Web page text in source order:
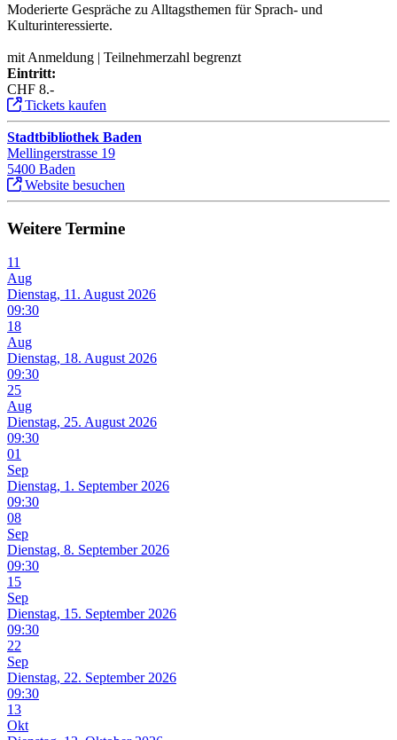
Moderierte Gespräche zu Alltagsthemen für Sprach- und
Kulturinteressierte.
mit Anmeldung | Teilnehmerzahl begrenzt
Eintritt:
CHF 8.-
Tickets kaufen
Stadtbibliothek Baden
Mellingerstrasse 19
5400 Baden
Website besuchen
Weitere Termine
11
Aug
Dienstag, 11. August 2026
09:30
18
Aug
Dienstag, 18. August 2026
09:30
25
Aug
Dienstag, 25. August 2026
09:30
01
Sep
Dienstag, 1. September 2026
09:30
08
Sep
Dienstag, 8. September 2026
09:30
15
Sep
Dienstag, 15. September 2026
09:30
22
Sep
Dienstag, 22. September 2026
09:30
13
Okt